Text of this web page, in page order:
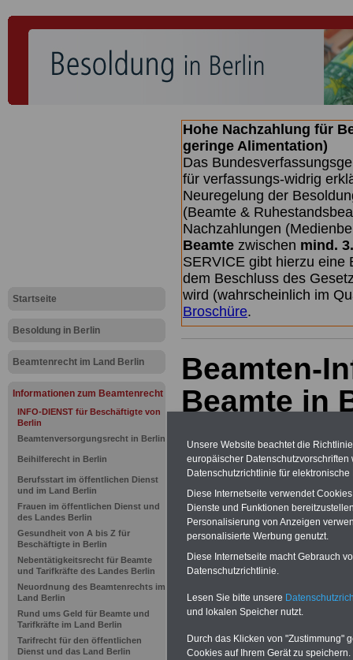
Startseite
Besoldung in Berlin
Beamtenrecht im Land Berlin
Informationen zum Beamtenrecht
INFO-DIENST für Beschäftigte von
Berlin
Beamtenversorgungsrecht in Berlin
Beihilferecht in Berlin
Berufsstart im öffentlichen Dienst
und im Land Berlin
Frauen im öffentlichen Dienst und
des Landes Berlin
Gesundheit von A bis Z für
Beschäftigte in Berlin
Nebentätigkeitsrecht für Beamte
und Tarifkräfte des Landes Berlin
Neuordnung des Beamtenrechts im
Land Berlin
Rund ums Geld für Beamte und
Tarifkräfte im Land Berlin
Tarifrecht für den öffentlichen
Dienst und das Land Berlin
Hohe Nachzahlung für
geringe Alimentation)
Das
für verfassungs-widrig
Neuregelung der
(Beamte &
Nachzahlungen
Beamte zwischen mind.
SERVICE gibt hierzu eine
dem Beschluss des
wird (wahrscheinlich im
Broschüre.
Beamten-
Beamte in
BEHÖRDEN-ABO mit drei
25,00 Euro: Wissenswertes für
und Beamte, Beamten-
(Bund/Länder) sowie Beihilferecht in
Ländern. Alle drei Ratgeber sind
gegliedert und erläutern auch komp-
Sachverhalte verständlich (auch für
terinnen und Mitarbeiter des
Dienstes imLand
Berlingeeignet)BEHÖRDEN-ABO
bestellen
Teilweise fünfstellige
Beamtinnen & Beamte in Bund und
Alimentation
>>>zur
Unsere Website beachtet die
europäischer
Datenschutzrichtlinie für
Diese Internetseite verwendet
Dienste und Funktionen
Personalisierung von Anzeigen
personalisierte Werbung genutzt.
Diese Internetseite macht Gebrauch
Datenschutzrichtlinie.
Lesen Sie bitte unsere
und lokalen Speicher nutzt.
Durch das Klicken von "Zustimmung"
Cookies auf Ihrem Gerät zu speichern.